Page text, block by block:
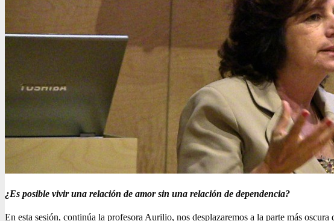
¿Es posible vivir una relación de amor sin una relación de dependencia?
En esta sesión, continúa la profesora Aurilio, nos desplazaremos a la parte más oscura